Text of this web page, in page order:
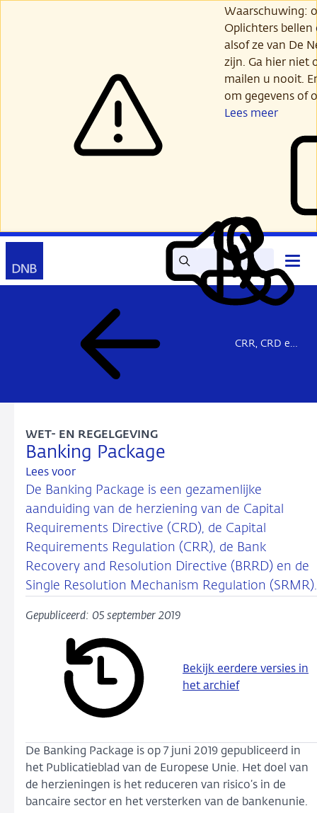
Waarschuwing:
Oplichters
alsof ze van De
zijn. Ga hier niet
mailen u nooit.
om gegevens of
Lees meer
Zoek Lees
voor
Mijn
DNB
Contact
CRR, CRD en Single Rulebook
Banking Package
WET- EN REGELGEVING
Lees voor
De Banking Package is een gezamenlijke
aanduiding van de herziening van de Capital
Requirements Directive (CRD), de Capital
Requirements Regulation (CRR), de Bank
Recovery and Resolution Directive (BRRD) en de
Single Resolution Mechanism Regulation (SRMR).
Gepubliceerd: 05 september 2019
Bekijk eerdere versies in
het archief
De Banking Package is op 7 juni 2019 gepubliceerd in
het Publicatieblad van de Europese Unie. Het doel van
de herzieningen is het reduceren van risico’s in de
bancaire sector en het versterken van de bankenunie.